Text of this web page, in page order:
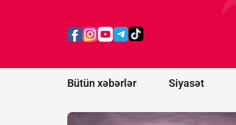
Bütün xəbərlər Siyasət
nəticəsində
çatıb